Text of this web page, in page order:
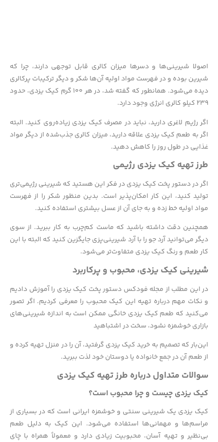
اصولا شیرینی‌ها و دسرها میزان کالری قابل توجهی دارند، چرا که
شیرین بوده و در فهرست مواد اولیه آن‌ها شکر و دیگر ترکیبات پرکالری
دیده می‌شود. همانطور که گفته شد، در هر ۱۰۰ گرم کیک یزدی، حدود
۲۳۹ کیلو کالری انرژی وجود دارد.
اگر رژیم لاغری دارید، نباید در مصرف کیک یزدی زیاده‌روی کنید. البته
اگر به طعم کیک یزدی علاقه دارید، میزان کالری جذب‌شده از دیگر مواد
غذایی در طول روز را کاهش دهید.
طرز تهیه کیک یزدی رژیمی
اگر در دستور پخت کیک یزدی در فکر این هستید که شیرینی رژیمی‌تری
تولید کنید، این کار امکان‌پذیر است. بدین منظور شکر را از فهرست
مواد اولیه خط زده و به جای آن از عسل بیشتری استفاده کنید.
همچنین دقت داشته باشید که ماست کم‌چرب به کار ببرید. از سوی
دیگر می‌توانید آرد جو را با آرد شیرینی‌پزی جایگزین کنید که البته با این
کار طعم و رنگ کیک یزدی متفاوت‌تر می‌شود.
شیرینی کیک یزدی، محبوب و پرکاربرد
در این مطلب از مجله فودکس دستور پخت کیک یزدی را آموزش دادیم
و نکات مهم درباره تهیه این کیک محبوب را معرفی کردیم. اگر تصور
می‌کنید که طعم کیک یزدی خانگی ممکن است به اندازه شیرینی‌های
بازاری خوشمزه نشود، سخت در اشتباهید
این‌بار که تصمیم به خرید کیک یزدی گرفتید، آن را در منزل تهیه کرده و
از طعم آن در جمع خانواده یا دوستان خود لذت ببرید.
سوالات متداول درباره طرز تهیه کیک یزدی
کیک یزدی چیست و چرا محبوب است؟
کیک یزدی یک شیرینی سنتی و خوشمزه ایرانی است که در بسیاری از
مراسم‌ها و مهمانی‌ها استفاده می‌شود. این کیک به دلیل طعم
بی‌نظیر و تهیه آسان، محبوبیت زیادی دارد و معمولاً همراه با چای